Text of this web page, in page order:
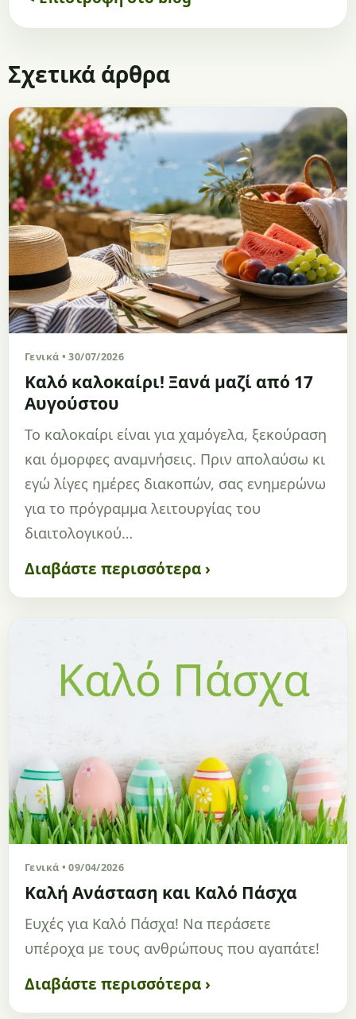
Σχετικά άρθρα
Γενικά • 30/07/2026
Καλό καλοκαίρι! Ξανά μαζί από 17
Αυγούστου
Το καλοκαίρι είναι για χαμόγελα, ξεκούραση
και όμορφες αναμνήσεις. Πριν απολαύσω κι
εγώ λίγες ημέρες διακοπών, σας ενημερώνω
για το πρόγραμμα λειτουργίας του
διαιτολογικού…
Διαβάστε περισσότερα ›
Γενικά • 09/04/2026
Καλή Ανάσταση και Καλό Πάσχα
Ευχές για Καλό Πάσχα! Να περάσετε
υπέροχα με τους ανθρώπους που αγαπάτε!
Διαβάστε περισσότερα ›